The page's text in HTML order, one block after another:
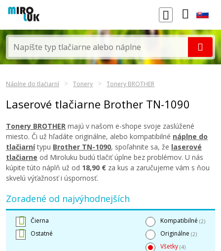
Náplne do tlačiarní Tonery Tonery BROTHER
Laserové tlačiarne Brother TN-1090
Tonery BROTHER majú v našom e-shope svoje zaslúžené
miesto. Či už hľadáte originálne, alebo kompatibilné náplne do
tlačiarnítypu Brother TN-1090, spoľahnite sa, že laserové
tlačiarne od Miroluku budú tlačiť úplne bez problémov. U nás
kúpite túto náplň už od 18,90 € za kus a zaručujeme vám s ňou
skvelú výťažnosť i úspornosť.
Zoradené od najvýhodnejších
Čierna
Ostatné
Kompatibilné (2)
Originálne (2)
Všetky (4)